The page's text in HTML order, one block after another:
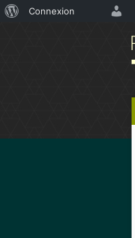
Connexion